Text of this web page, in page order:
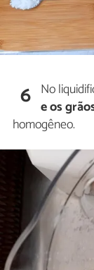
6 No
e os
homogêneo.